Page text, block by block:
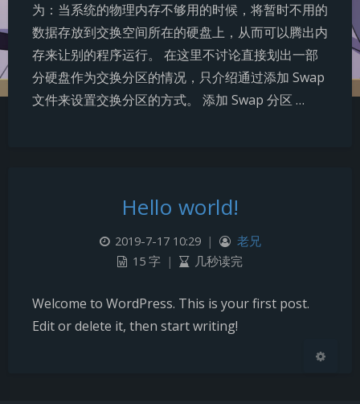
Sans Serif
浅阴影
为：当系统的物理内存不够用的时候，将暂时不用的
数据存放到交换空间所在的硬盘上，从而可以腾出内
存来让别的程序运行。 在这里不讨论直接划出一部
分硬盘作为交换分区的情况，只介绍通过添加 Swap
文件来设置交换分区的方式。 添加 Swap 分区 …
Hello world!
2019-7-17 10:29 |
老兄
15 字 | 几秒读完
Welcome to WordPress. This is your first post.
Edit or delete it, then start writing!